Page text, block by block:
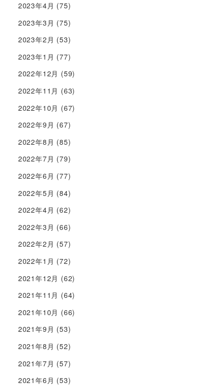
2023年4月 (75)
2023年3月 (75)
2023年2月 (53)
2023年1月 (77)
2022年12月 (59)
2022年11月 (63)
2022年10月 (67)
2022年9月 (67)
2022年8月 (85)
2022年7月 (79)
2022年6月 (77)
2022年5月 (84)
2022年4月 (62)
2022年3月 (66)
2022年2月 (57)
2022年1月 (72)
2021年12月 (62)
2021年11月 (64)
2021年10月 (66)
2021年9月 (53)
2021年8月 (52)
2021年7月 (57)
2021年6月 (53)